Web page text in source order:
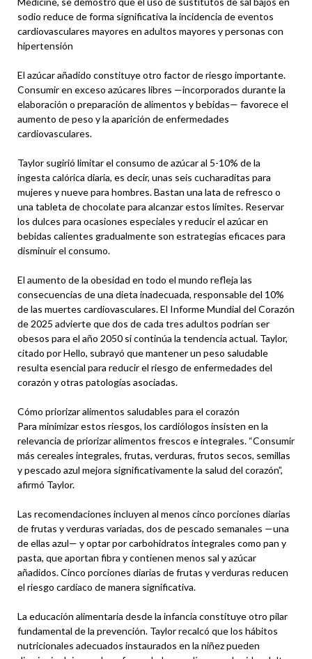
sodio reduce de forma significativa la incidencia de eventos
cardiovasculares mayores en adultos mayores y personas con
hipertensión
El azúcar añadido constituye otro factor de riesgo importante.
Consumir en exceso azúcares libres —incorporados durante la
elaboración o preparación de alimentos y bebidas— favorece el
aumento de peso y la aparición de enfermedades
cardiovasculares.
Taylor sugirió limitar el consumo de azúcar al 5-10% de la
ingesta calórica diaria, es decir, unas seis cucharaditas para
mujeres y nueve para hombres. Bastan una lata de refresco o
una tableta de chocolate para alcanzar estos límites. Reservar
los dulces para ocasiones especiales y reducir el azúcar en
bebidas calientes gradualmente son estrategias eficaces para
disminuir el consumo.
El aumento de la obesidad en todo el mundo refleja las
consecuencias de una dieta inadecuada, responsable del 10%
de las muertes cardiovasculares. El Informe Mundial del Corazón
de 2025 advierte que dos de cada tres adultos podrían ser
obesos para el año 2050 si continúa la tendencia actual. Taylor,
citado por Hello, subrayó que mantener un peso saludable
resulta esencial para reducir el riesgo de enfermedades del
corazón y otras patologías asociadas.
Cómo priorizar alimentos saludables para el corazón
Para minimizar estos riesgos, los cardiólogos insisten en la
relevancia de priorizar alimentos frescos e integrales. “Consumir
más cereales integrales, frutas, verduras, frutos secos, semillas
y pescado azul mejora significativamente la salud del corazón”,
afirmó Taylor.
Las recomendaciones incluyen al menos cinco porciones diarias
de frutas y verduras variadas, dos de pescado semanales —una
de ellas azul— y optar por carbohidratos integrales como pan y
pasta, que aportan fibra y contienen menos sal y azúcar
añadidos. Cinco porciones diarias de frutas y verduras reducen
el riesgo cardíaco de manera significativa.
La educación alimentaria desde la infancia constituye otro pilar
fundamental de la prevención. Taylor recalcó que los hábitos
nutricionales adecuados instaurados en la niñez pueden